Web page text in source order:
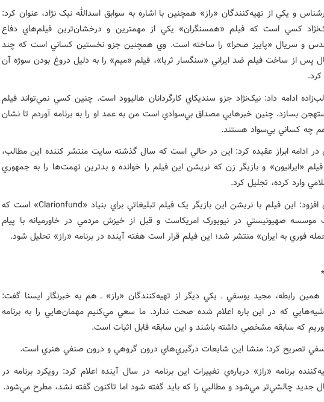
و يکي از تهيه‌کنندگان «راز» همچنين با اشاره به سوابق اسدالله نيک نژاد، عنوان کرد:
کسي است که فيلم «همسنگران» يکي از مهمترين و درخشان‌ترين فيلم‌هاي دفاع
و سريال «پاييز صحرا» را ساخته است. وي همچنين جزو نخستين کساني است که چند
پس از ساخت فيلم ضد ايراني «سنگسار ثريا»، فيلم «ميم» را به دليل دروغ بودن سوژه آن
کرد.
ادامه داد: نيک‌نژاد جزو سنديکاي کارگردانان هاليوود است. چنين کسي نمي‌تواند فيلم
بسازد. چنين خبرهايي مصداق بي‌سوادي است من به عمد او را به برنامه آوردم تا نشان
چه کساني بي‌سواد هستند.
در ادامه ابراز عقيده کرد: اين در حالي است که سال گذشته سايت منتشر کننده اين مطالب،
فيلم «ايرانيون» و بازيگر زن که نريشن اين فيلم را خوانده و بدترين تهمت‌ها را به جمهوري
وارد کرده، تجليل کرد.
وي افزود: اين فيلم با نريشن اين بازيگر يک فيلم تبليغاتي براي بنياد «Clarionfund» است که
موسسه صهيونيستي در نيويورک امريکاست و قبل از خيزش مردمي در خاورميانه با پيام
فوري به ايران» منتشر شد؛ اين فيلم قرار است هفته آينده در برنامه «راز» تحليل شود.
همين رابطه، مجيد يوسفي ـ يکي ديگر از تهيه‌کنندگان «راز» ـ هم به خبرنگار ايسنا گفت:
که در اين باره اعلام شده صحت ندارد. ما سعي مي‌کنيم مهمان‌هايي را به برنامه
که سابقه مشخصي داشته باشند و اين سابقه قابل اثبات است.
تصريح کرد: منشا اين شايعات درگيري‌هاي درون گروهي و درون صنفي هنري است.
برنامه «راز» درباره‌ي تغييرات اين برنامه در سال آينده اعلام کرد: رويکرد برنامه در
جديد چالشي‌تر مي‌شود و مطالبي را که بايد گفته شود اما تاکنون گفته نشد، مطرح مي‌شود.